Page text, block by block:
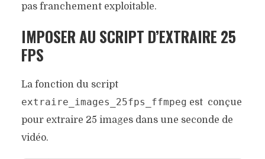
pas franchement exploitable.
IMPOSER AU SCRIPT D’EXTRAIRE 25
FPS
La fonction du script
extraire_images_25fps_ffmpeg est conçue
pour extraire 25 images dans une seconde de
vidéo.